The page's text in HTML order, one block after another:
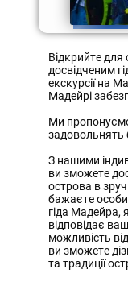
Відкрийте для
досвідченим
екскурсії на
Мадейрі
Ми пропонуємо
задовольнять
З нашими
ви зможете
острова в
бажаєте
гіда Мадейра,
відповідає
можливість
ви зможете
та традиції